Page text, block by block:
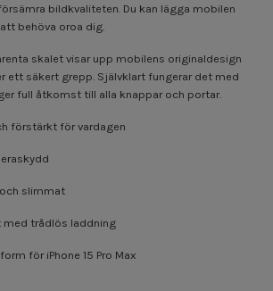
bildkvaliteten. Du kan lägga mobilen
behöva oroa dig.
skalet visar upp mobilens originaldesign
ett säkert grepp. Självklart fungerar det med
full åtkomst till alla knappar och portar.
förstärkt för vardagen
slimmat
med trådlös laddning
för iPhone 15 Pro Max